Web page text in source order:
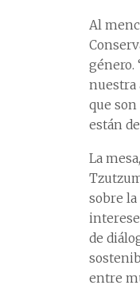
Al
género.
nuestra
que
están
La
sobre la
de
entre